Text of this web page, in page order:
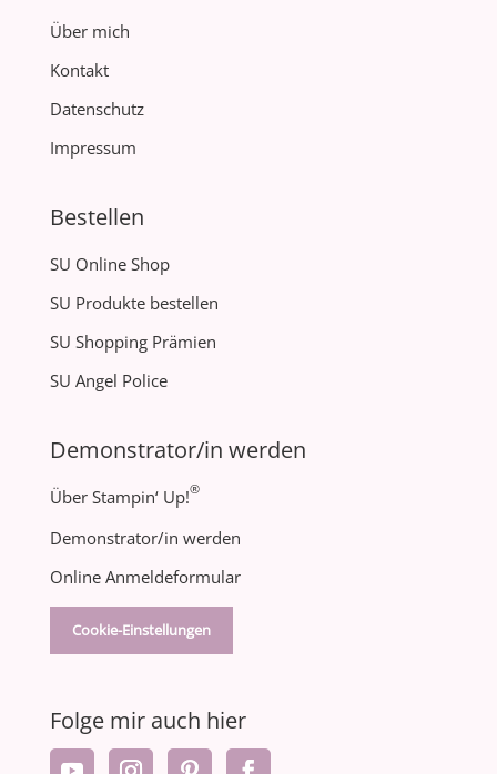
Über mich
Kontakt
Datenschutz
Impressum
Bestellen
SU Online Shop
SU Produkte bestellen
SU Shopping Prämien
SU Angel Police
Demonstrator/in werden
Über Stampin‘ Up!®
Demonstrator/in werden
Online Anmeldeformular
Cookie-Einstellungen
Folge mir auch hier